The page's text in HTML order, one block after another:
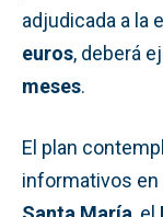
adjudicada a la
euros, deberá
meses.
El plan
informativos